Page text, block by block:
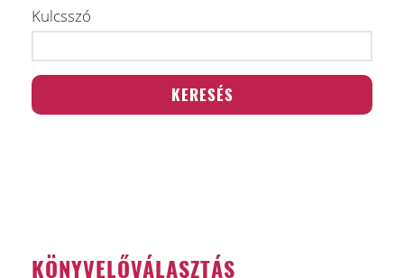
Kulcsszó
KÖNYVELŐVÁLASZTÁS